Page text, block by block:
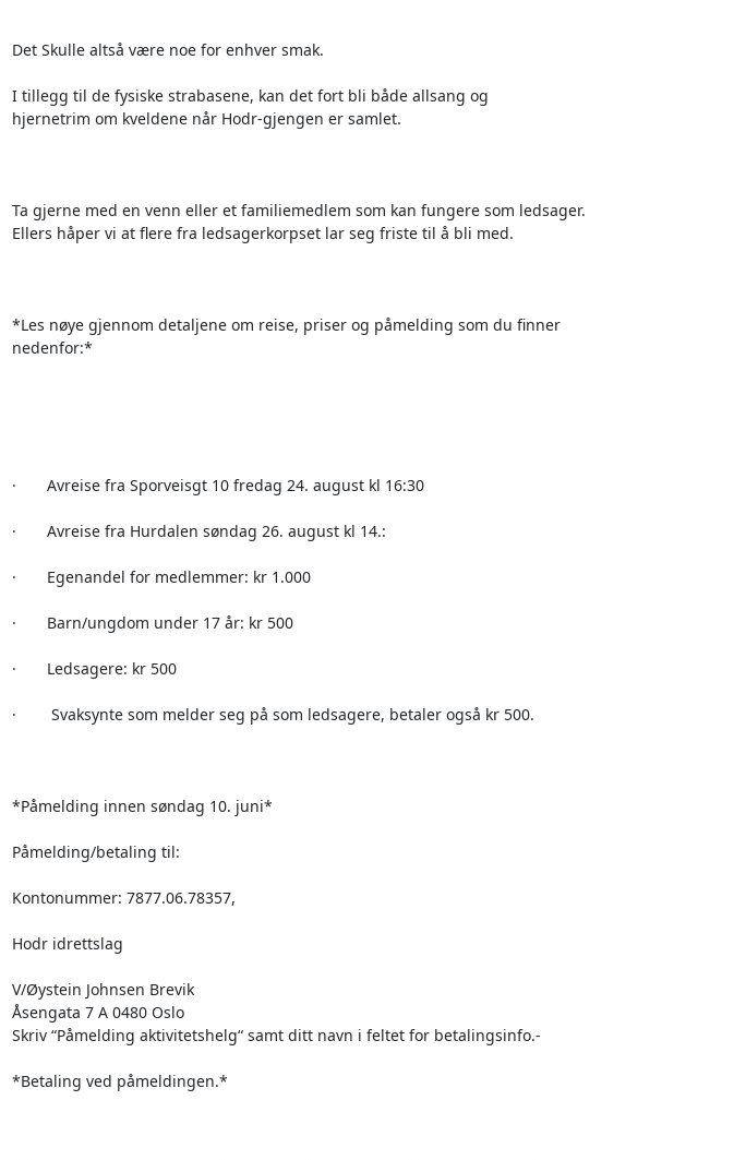
Det Skulle altså være noe for enhver smak.
I tillegg til de fysiske strabasene, kan det fort bli både allsang og
hjernetrim om kveldene når Hodr-gjengen er samlet.
Ta gjerne med en venn eller et familiemedlem som kan fungere som ledsager.
Ellers håper vi at flere fra ledsagerkorpset lar seg friste til å bli med.
*Les nøye gjennom detaljene om reise, priser og påmelding som du finner
nedenfor:*
·       Avreise fra Sporveisgt 10 fredag 24. august kl 16:30
·       Avreise fra Hurdalen søndag 26. august kl 14.:
·       Egenandel for medlemmer: kr 1.000
·       Barn/ungdom under 17 år: kr 500
·       Ledsagere: kr 500
·        Svaksynte som melder seg på som ledsagere, betaler også kr 500.
*Påmelding innen søndag 10. juni*
Påmelding/betaling til:
Kontonummer: 7877.06.78357,
Hodr idrettslag
V/Øystein Johnsen Brevik
Åsengata 7 A 0480 Oslo
Skriv “Påmelding aktivitetshelg“ samt ditt navn i feltet for betalingsinfo.-
*Betaling ved påmeldingen.*